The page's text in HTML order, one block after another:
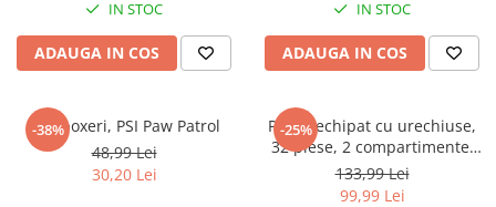
IN STOC
ADAUGA IN COS
IN STOC
ADAUGA IN COS
-38%
Slip boxeri, PSI Paw Patrol
48,99 Lei
30,20 Lei
-25%
Penar echipat cu urechiuse,
32 piese, 2 compartimente,
Gabby's Dollhouse
133,99 Lei
99,99 Lei